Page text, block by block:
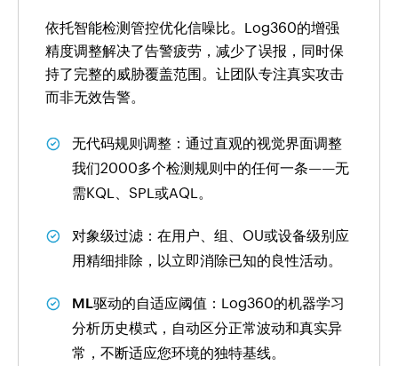
依托智能检测管控优化信噪比。Log360的增强
精度调整解决了告警疲劳，减少了误报，同时保
持了完整的威胁覆盖范围。让团队专注真实攻击
而非无效告警。
无代码规则调整： 通过直观的视觉界面调整
我们2000多个检测规则中的任何一条——无
需KQL、SPL或AQL。
对象级过滤： 在用户、组、OU或设备级别应
用精细排除，以立即消除已知的良性活动。
ML驱动的自适应阈值： Log360的机器学习
分析历史模式，自动区分正常波动和真实异
常，不断适应您环境的独特基线。